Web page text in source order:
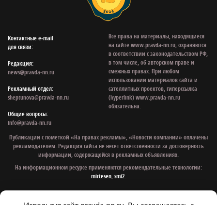
Контактные e‑mail
для связи:
Редакция:
news@pravda-nn.ru
Рекламный отдел:
sheptunova@pravda-nn.ru
Общие вопросы:
info@pravda-nn.ru
Все права на материалы, находящиеся
на сайте www.pravda-nn.ru, охраняются
в соответствии с законодательством РФ,
в том числе, об авторском праве и
смежных правах. При любом
использовании материалов сайта и
сателлитных проектов, гиперссылка
(hyperlink) www.pravda-nn.ru
обязательна.
Публикации с пометкой «На правах рекламы», «Новости компании» оплачены
рекламодателем. Редакция сайта не несет ответственности за достоверность
информации, содержащейся в рекламных объявлениях.
На информационном ресурсе применяются рекомендательные технологии:
mirtesen,smi2.